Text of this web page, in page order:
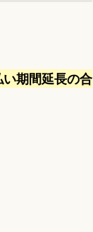
期間延長の合